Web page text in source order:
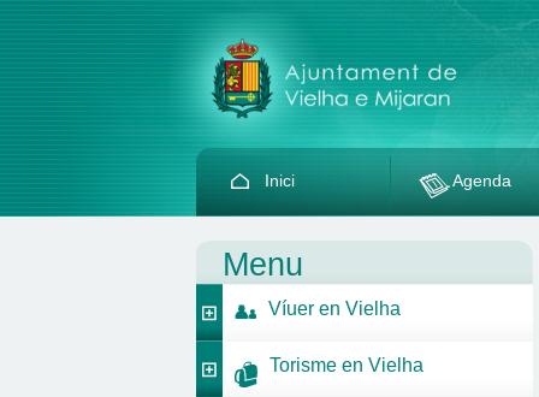
Inici Agenda
Menu
Víuer en Vielha
Torisme en Vielha